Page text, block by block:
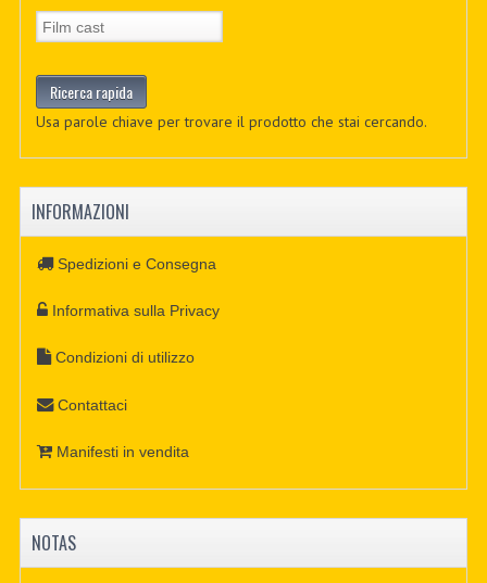
Usa parole chiave per trovare il prodotto che stai cercando.
INFORMAZIONI
Spedizioni e Consegna
Informativa sulla Privacy
Condizioni di utilizzo
Contattaci
Manifesti in vendita
NOTAS